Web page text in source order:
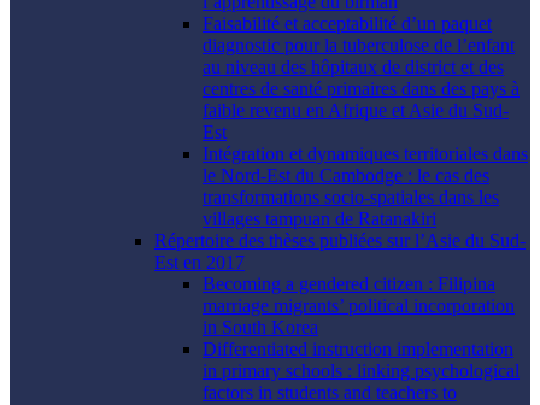
Faisabilité et acceptabilité d’un paquet
diagnostic pour la tuberculose de l’enfant
au niveau des hôpitaux de district et des
centres de santé primaires dans des pays à
faible revenu en Afrique et Asie du Sud-
Est
Intégration et dynamiques territoriales dans
le Nord-Est du Cambodge : le cas des
transformations socio-spatiales dans les
villages tampuan de Ratanakiri
Répertoire des thèses publiées sur l’Asie du Sud-
Est en 2017
Becoming a gendered citizen : Filipina
marriage migrants’ political incorporation
in South Korea
Differentiated instruction implementation
in primary schools : linking psychological
factors in students and teachers to